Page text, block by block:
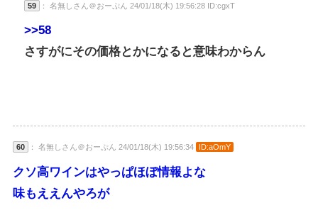
59 ： 名無しさん＠おーぷん 24/01/18(木) 19:56:28 ID:cgxT
>>58
さすがにその価格とかになると意味わからん
60 ： 名無しさん＠おーぷん 24/01/18(木) 19:56:34 ID:aOmY
クソ高ワインはやっぱほぼ情報よな
味もええんやろが